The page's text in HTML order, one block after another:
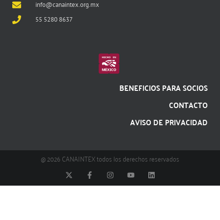
info@canaintex.org.mx
55 5280 8637
BENEFICIOS PARA SOCIOS
CONTACTO
AVISO DE PRIVACIDAD
@ 2026 CANAINTEX todos los derechos reservados